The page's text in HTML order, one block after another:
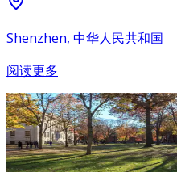
Shenzhen, 中华人民共和国
阅读更多